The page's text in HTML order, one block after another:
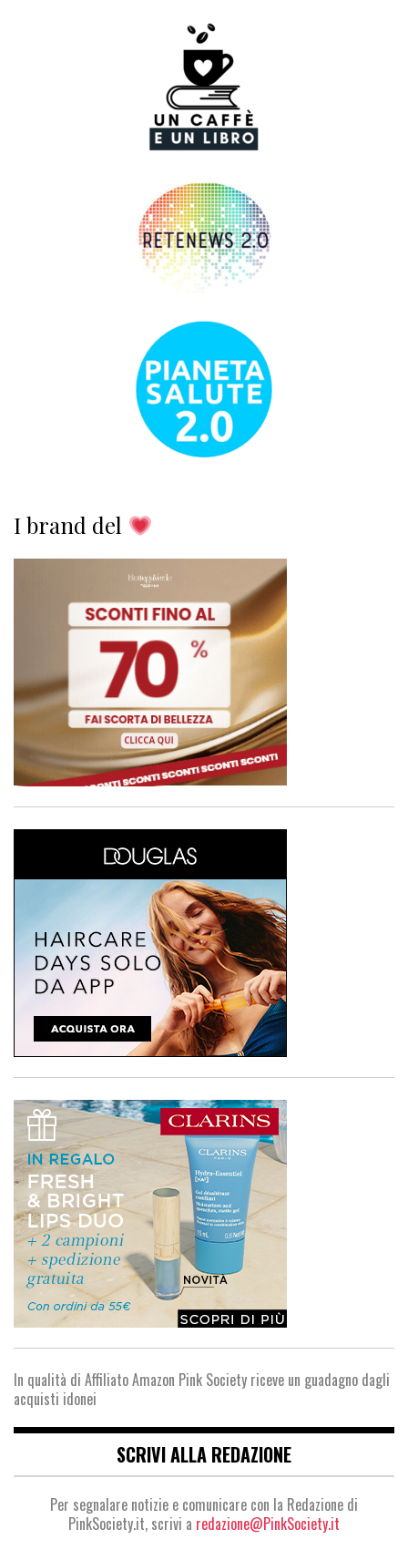
I brand del
In qualità di Affiliato Amazon Pink Society riceve un guadagno dagli
acquisti idonei
SCRIVI ALLA REDAZIONE
Per segnalare notizie e comunicare con la Redazione di
PinkSociety.it, scrivi a redazione@PinkSociety.it